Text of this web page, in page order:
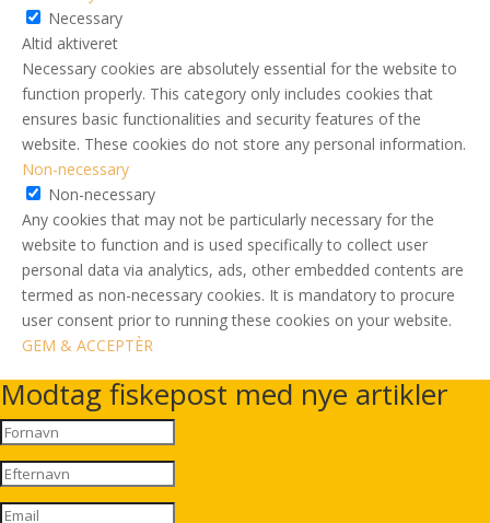
Necessary
Altid aktiveret
Necessary cookies are absolutely essential for the website to
function properly. This category only includes cookies that
ensures basic functionalities and security features of the
website. These cookies do not store any personal information.
Non-necessary
Non-necessary
Any cookies that may not be particularly necessary for the
website to function and is used specifically to collect user
personal data via analytics, ads, other embedded contents are
termed as non-necessary cookies. It is mandatory to procure
user consent prior to running these cookies on your website.
GEM & ACCEPTÈR
Modtag fiskepost med nye artikler